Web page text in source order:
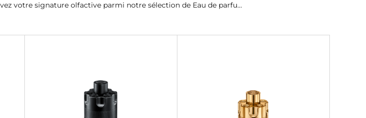
votre signature olfactive parmi notre sélection de Eau de parfum